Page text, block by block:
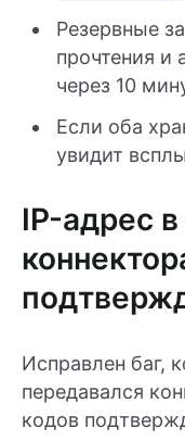
Резервные
прочтения и
через 10
Если оба
увидит
IP-адрес
Исправлен баг,
передавался
кодов